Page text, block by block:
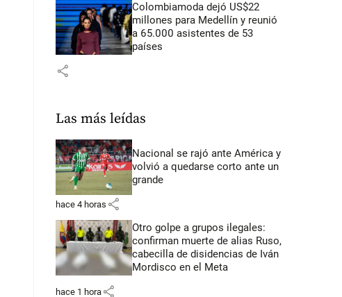
Colombiamoda dejó US$22
millones para Medellín y reunió
a 65.000 asistentes de 53
países
share
Las más leídas
Nacional se rajó ante América y
volvió a quedarse corto ante un
grande
hace 4 horas share
Otro golpe a grupos ilegales:
confirman muerte de alias Ruso,
cabecilla de disidencias de Iván
Mordisco en el Meta
hace 1 hora share